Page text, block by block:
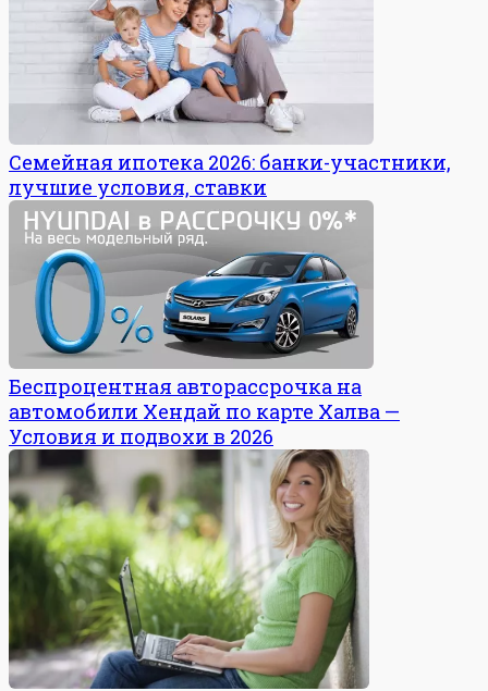
Семейная ипотека 2026: банки-участники,
лучшие условия, ставки
Беспроцентная авторассрочка на
автомобили Хендай по карте Халва —
Условия и подвохи в 2026